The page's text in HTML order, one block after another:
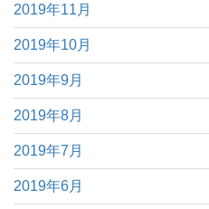
2019年11月
2019年10月
2019年9月
2019年8月
2019年7月
2019年6月